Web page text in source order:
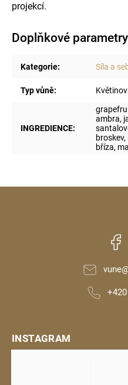
projekcí.
Doplňkové parametry
Kategorie: Síla a
Typ vůně:
INGREDIENCE:
ambra,
bříza,
vune
INSTAGRAM